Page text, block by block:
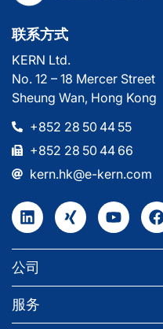
联系方式
KERN Ltd.
No. 12 – 18 Mercer Street
Sheung Wan, Hong Kong
+852 28 50 44 55
+852 28 50 44 66
kern.hk@e-kern.com
公司
服务